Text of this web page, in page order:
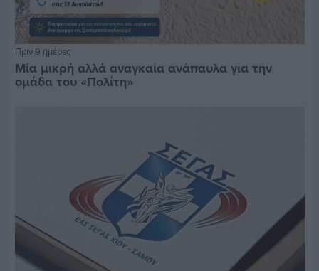
Πριν 9 ημέρες
Μία μικρή αλλά αναγκαία ανάπαυλα για την
ομάδα του «Πολίτη»